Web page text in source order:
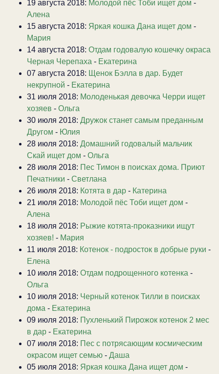
19 августа 2018: Молодой пёс Тоби ищет дом -
Алена
15 августа 2018: Яркая кошка Дана ищет дом -
Мария
14 августа 2018: Отдам годовалую кошечку окраса
Черная Черепаха - Екатерина
07 августа 2018: Щенок Бэлла в дар. Будет
некрупной - Екатерина
31 июля 2018: Молоденькая девочка Черри ищет
хозяев - Ольга
30 июля 2018: Дружок станет самым преданным
Другом - Юлия
28 июля 2018: Домашний годовалый мальчик
Скай ищет дом - Ольга
28 июля 2018: Пес Тимон в поисках дома. Приют
Печатники - Светлана
26 июля 2018: Котята в дар - Катерина
21 июля 2018: Молодой пёс Тоби ищет дом -
Алена
18 июля 2018: Рыжие котята-проказники ищут
хозяев! - Мария
11 июля 2018: Котенок - подросток в добрые руки -
Елена
10 июля 2018: Отдам подрощенного котенка -
Ольга
10 июля 2018: Черный котенок Тилли в поисках
дома - Екатерина
09 июля 2018: Пухленький Пирожок котенок 2 мес
в дар - Екатерина
07 июля 2018: Пес с потрясающим космическим
окрасом ищет семью - Даша
05 июля 2018: Яркая кошка Дана ищет дом -